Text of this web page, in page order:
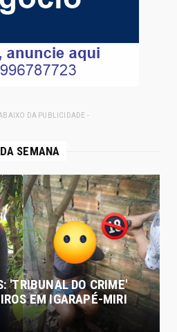
DA PUBLICIDADE -
SEMANA
'TRIBUNAL DO CRIME'
EM IGARAPÉ-MIRI